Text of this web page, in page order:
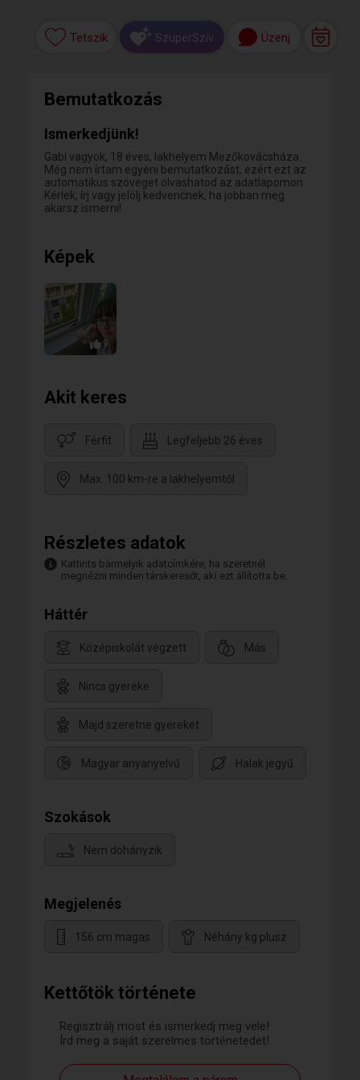
Kettőtök története
Regisztrálj most és ismerkedj meg vele!
Írd meg a saját szerelmes történetedet!
Tetszik SzuperSzív Üzenj
Bemutatkozás
Ismerkedjünk!
Gabi vagyok, 18 éves, lakhelyem Mezőkovácsháza.
Még nem írtam egyéni bemutatkozást, ezért ezt az
automatikus szöveget olvashatod az adatlapomon.
Kérlek, írj vagy jelölj kedvencnek, ha jobban meg
akarsz ismerni!
Képek
9
Akit keres
Férfit Legfeljebb 26 éves
Max. 100 km-re a lakhelyemtől
Részletes adatok
Kattints bármelyik adatcímkére, ha szeretnél
megnézni minden társkeresőt, aki ezt állította be.
Háttér
Középiskolát végzett Más
Nincs gyereke
Majd szeretne gyereket
Magyar anyanyelvű Halak jegyű
Szokások
Nem dohányzik
Megjelenés
156 cm magas Néhány kg plusz